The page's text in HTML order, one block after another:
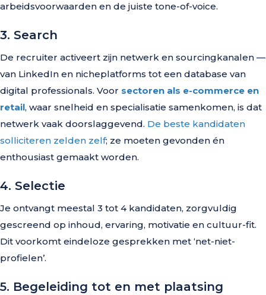
arbeidsvoorwaarden en de juiste tone-of-voice.
3. Search
De recruiter activeert zijn netwerk en sourcingkanalen —
van LinkedIn en nicheplatforms tot een database van
digital professionals. Voor sectoren als e-commerce en
retail, waar snelheid en specialisatie samenkomen, is dat
netwerk vaak doorslaggevend. De beste kandidaten
solliciteren zelden zelf; ze moeten gevonden én
enthousiast gemaakt worden.
4. Selectie
Je ontvangt meestal 3 tot 4 kandidaten, zorgvuldig
gescreend op inhoud, ervaring, motivatie en cultuur-fit.
Dit voorkomt eindeloze gesprekken met ‘net-niet-
profielen’.
5. Begeleiding tot en met plaatsing